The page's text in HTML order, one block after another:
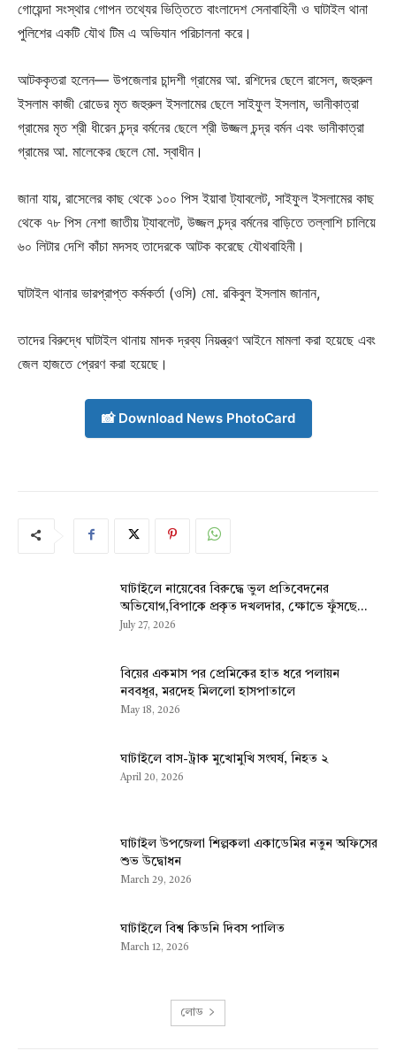
গোয়েন্দা সংস্থার গোপন তথ্যের ভিত্তিতে বাংলাদেশ সেনাবাহিনী ও ঘাটাইল থানা
পুলিশের একটি যৌথ টিম এ অভিযান পরিচালনা করে।
আটককৃতরা হলেন— উপজেলার চান্দশী গ্রামের আ. রশিদের ছেলে রাসেল, জহুরুল
ইসলাম কাজী রোডের মৃত জহুরুল ইসলামের ছেলে সাইফুল ইসলাম, ভানীকাত্রা
গ্রামের মৃত শ্রী ধীরেন চন্দ্র বর্মনের ছেলে শ্রী উজ্জল চন্দ্র বর্মন এবং ভানীকাত্রা
গ্রামের আ. মালেকের ছেলে মো. স্বাধীন।
জানা যায়, রাসেলের কাছ থেকে ১০০ পিস ইয়াবা ট্যাবলেট, সাইফুল ইসলামের কাছ
থেকে ৭৮ পিস নেশা জাতীয় ট্যাবলেট, উজ্জল চন্দ্র বর্মনের বাড়িতে তল্লাশি চালিয়ে
৬০ লিটার দেশি কাঁচা মদসহ তাদেরকে আটক করেছে যৌথবাহিনী।
ঘাটাইল থানার ভারপ্রাপ্ত কর্মকর্তা (ওসি) মো. রকিবুল ইসলাম জানান,
তাদের বিরুদ্ধে ঘাটাইল থানায় মাদক দ্রব্য নিয়ন্ত্রণ আইনে মামলা করা হয়েছে এবং
জেল হাজতে প্রেরণ করা হয়েছে।
📸 Download News PhotoCard
ঘাটাইলে নায়েবের বিরুদ্ধে ভুল প্রতিবেদনের
অভিযোগ,বিপাকে প্রকৃত দখলদার, ক্ষোভে ফুঁসছে...
July 27, 2026
বিয়ের একমাস পর প্রেমিকের হাত ধরে পলায়ন
নববধূর, মরদেহ মিললো হাসপাতালে
May 18, 2026
ঘাটাইলে বাস-ট্রাক মুখোমুখি সংঘর্ষ, নিহত ২
April 20, 2026
ঘাটাইল উপজেলা শিল্পকলা একাডেমির নতুন অফিসের
শুভ উদ্বোধন
March 29, 2026
ঘাটাইলে বিশ্ব কিডনি দিবস পালিত
March 12, 2026
লোড